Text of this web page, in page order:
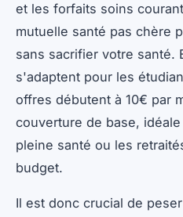
et les forfaits soins
mutuelle santé pas chère
sans sacrifier votre santé.
s'adaptent pour les
offres débutent à 10€ par
couverture de base,
pleine santé ou les
budget.
Il est donc crucial de